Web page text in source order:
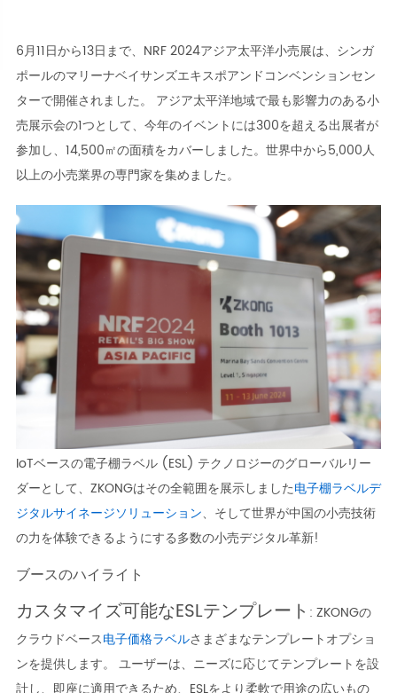
6月11日から13日まで、NRF 2024アジア太平洋小売展は、シンガ
ポールのマリーナベイサンズエキスポアンドコンベンションセン
ターで開催されました。 アジア太平洋地域で最も影響力のある小
売展示会の1つとして、今年のイベントには300を超える出展者が
参加し、14,500㎡の面積をカバーしました。世界中から5,000人
以上の小売業界の専門家を集めました。
IoTベースの電子棚ラベル (ESL) テクノロジーのグローバルリー
ダーとして、ZKONGはその全範囲を展示しました电子棚ラベルデ
ジタルサイネージソリューション、そして世界が中国の小売技術
の力を体験できるようにする多数の小売デジタル革新!
ブースのハイライト
カスタマイズ可能なESLテンプレート : ZKONGの
クラウドベース电子価格ラベルさまざまなテンプレートオプショ
ンを提供します。 ユーザーは、ニーズに応じてテンプレートを設